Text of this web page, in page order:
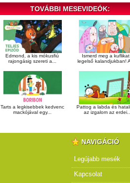
TOVÁBBI MESEVIDEÓK:
Edmond, a kis mókusfiú
rajongásig szereti a...
Ismerd meg a
legelső kalandjukban!
Tarts a legkisebbek kedvenc
mackójával egy...
Pattog a labda és
az izgalom az
NAVIGÁCIÓ
Legújabb mesék
Kapcsolat